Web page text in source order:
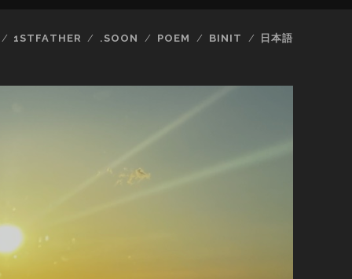
1STFATHER .SOON POEM BINIT 日本語